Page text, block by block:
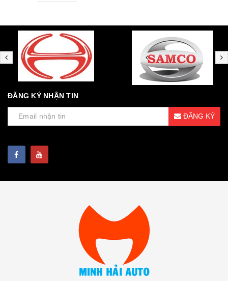
ĐĂNG KÝ NHẬN TIN
ĐĂNG KÝ